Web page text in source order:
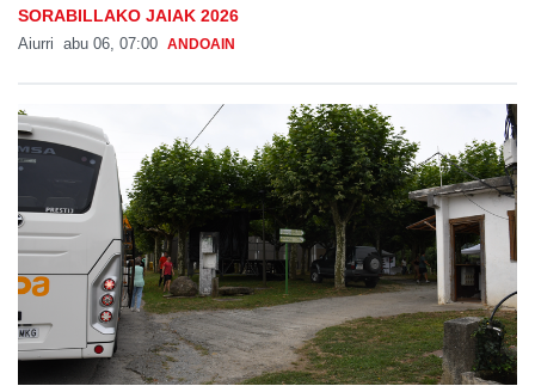
SORABILLAKO JAIAK 2026
Aiurri abu 06, 07:00 ANDOAIN